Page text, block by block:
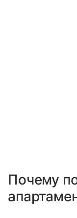
Почему